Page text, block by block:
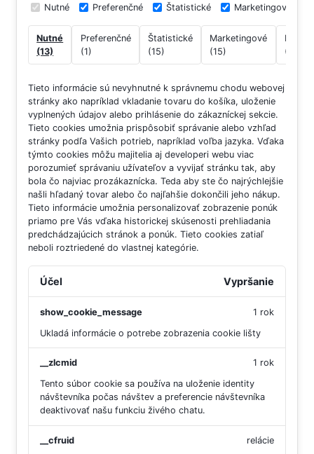
Nutné Preferenčné Štatistické Marketingové
Nutné
(13)
Preferenčné
(1)
Štatistické
(15)
Marketingové
(15)
(7)
Tieto informácie sú nevyhnutné k správnemu chodu webovej
stránky ako napríklad vkladanie tovaru do košíka, uloženie
vyplnených údajov alebo prihlásenie do zákazníckej sekcie.
Tieto cookies umožnia prispôsobiť správanie alebo vzhľad
stránky podľa Vašich potrieb, napríklad voľba jazyka. Vďaka
týmto cookies môžu majitelia aj developeri webu viac
porozumieť správaniu užívateľov a vyvijať stránku tak, aby
bola čo najviac prozákaznícka. Teda aby ste čo najrýchlejšie
našli hľadaný tovar alebo čo najľahšie dokončili jeho nákup.
Tieto informácie umožnia personalizovať zobrazenie ponúk
priamo pre Vás vďaka historickej skúsenosti prehliadania
predchádzajúcich stránok a ponúk. Tieto cookies zatiaľ
neboli roztriedené do vlastnej kategórie.
Účel Vypršanie
show_cookie_message
Ukladá informácie o potrebe zobrazenia cookie lišty
1 rok
__zlcmid
Tento súbor cookie sa používa na uloženie identity
návštevníka počas návštev a preferencie návštevníka
deaktivovať našu funkciu živého chatu.
1 rok
__cfruid relácie